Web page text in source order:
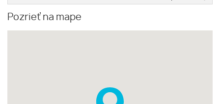
Pozrieť na mape